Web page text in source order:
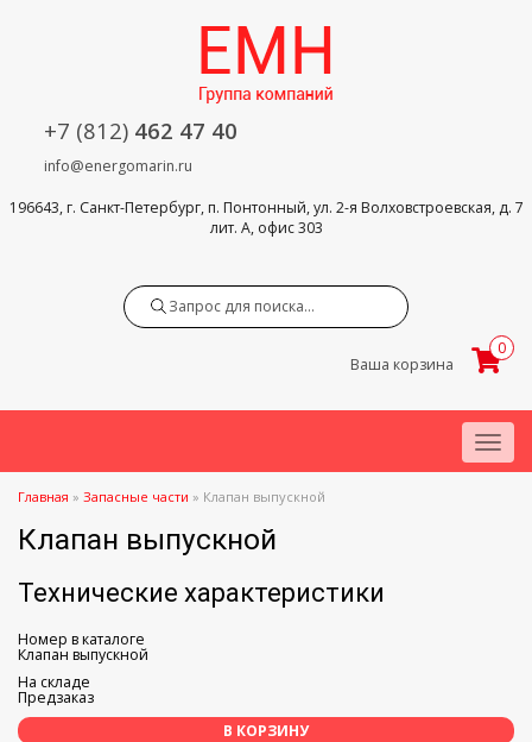
+7 (812) 462 47 40
info@energomarin.ru
196643, г. Санкт-Петербург, п. Понтонный, ул. 2-я Волховстроевская, д. 7
лит. А, офис 303
Ваша корзина
0
Menu
Главная » Запасные части » Клапан выпускной
Клапан выпускной
Технические характеристики
Номер в каталоге
Клапан выпускной
На складе
Предзаказ
В КОРЗИНУ